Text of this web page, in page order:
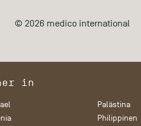
© 2026 medico international
in
Palästina
Philippinen